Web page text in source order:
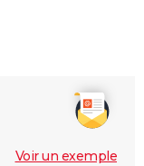
Voir un exemple